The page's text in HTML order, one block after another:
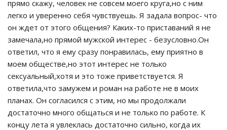
прямо скажу, человек не совсем моего круга,но с ним
легко и уверенно себя чувствуешь. Я задала вопрос- что
он ждет от этого общения? Каких-то приставаний я не
замечала,но прямой мужской интерес - безусловно.Он
ответил, что я ему сразу понравилась, ему приятно в
моем обществе,но этот интерес не только
сексуальный,хотя и это тоже приветствуется. Я
ответила,что замужем и роман на работе не в моих
планах. Он согласился с этим, но мы продолжали
достаточно много общаться и не только по работе. К
концу лета я увлеклась достаточно сильно, когда их